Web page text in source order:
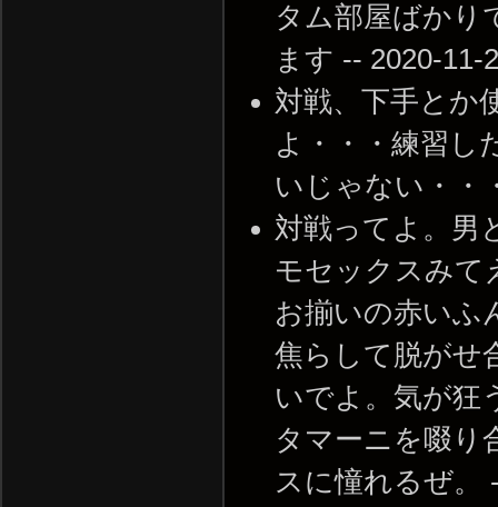
タム部屋ばかり
ます -- 2020-11-
対戦、下手とか
よ・・・練習し
いじゃない・・
対戦ってよ。男
モセックスみて
お揃いの赤いふ
焦らして脱がせ
いでよ。気が狂
タマーニを啜り
スに憧れるぜ。